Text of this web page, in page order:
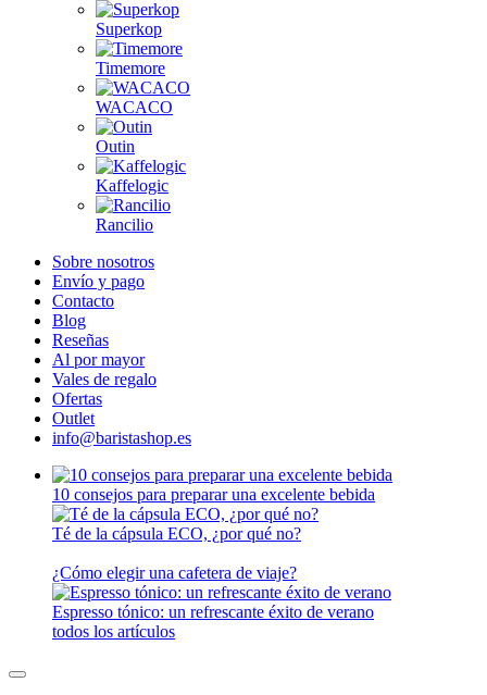
Superkop
Timemore
WACACO
Outin
Kaffelogic
Rancilio
Sobre nosotros
Envío y pago
Contacto
Blog
Reseñas
Al por mayor
Vales de regalo
Ofertas
Outlet
info@baristashop.es
10 consejos para preparar una excelente bebida
Té de la cápsula ECO, ¿por qué no?
¿Cómo elegir una cafetera de viaje?
Espresso tónico: un refrescante éxito de verano
todos los artículos